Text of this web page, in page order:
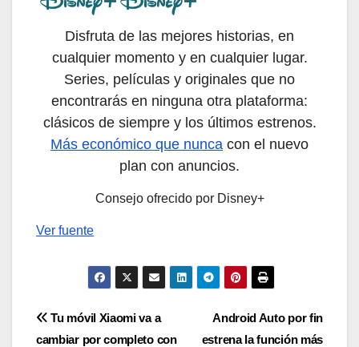
Disfruta de las mejores historias, en
cualquier momento y en cualquier lugar.
Series, películas y originales que no
encontrarás en ninguna otra plataforma:
clásicos de siempre y los últimos estrenos.
Más económico que nunca con el nuevo
plan con anuncios.
Consejo ofrecido por Disney+
Ver fuente
Navegación
Android Auto por fin
estrena la función más
Tu móvil Xiaomi va a
cambiar por completo con